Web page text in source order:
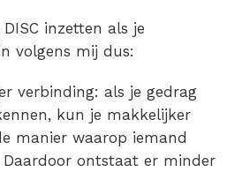
inzetten als je
volgens mij dus:
verbinding: als je gedrag
kun je makkelijker
manier waarop iemand
ontstaat er minder